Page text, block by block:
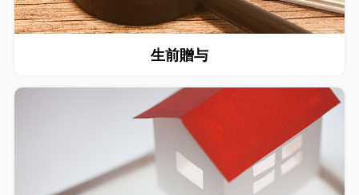
生前贈与